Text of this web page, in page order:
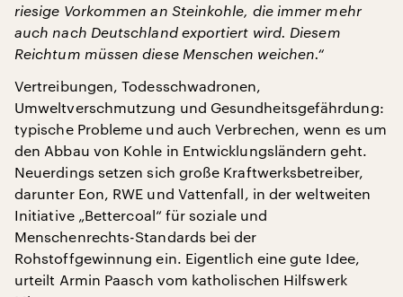
riesige Vorkommen an Steinkohle, die immer mehr
auch nach Deutschland exportiert wird. Diesem
Reichtum müssen diese Menschen weichen.“
Vertreibungen, Todesschwadronen,
Umweltverschmutzung und Gesundheitsgefährdung:
typische Probleme und auch Verbrechen, wenn es um
den Abbau von Kohle in Entwicklungsländern geht.
Neuerdings setzen sich große Kraftwerksbetreiber,
darunter Eon, RWE und Vattenfall, in der weltweiten
Initiative „Bettercoal“ für soziale und
Menschenrechts-Standards bei der
Rohstoffgewinnung ein. Eigentlich eine gute Idee,
urteilt Armin Paasch vom katholischen Hilfswerk